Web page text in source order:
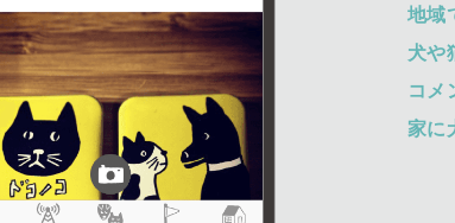
地域
犬や
コメ
家に